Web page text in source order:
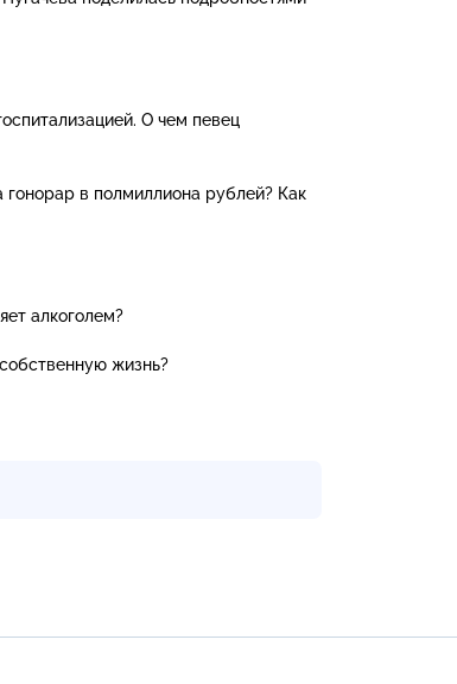
О чем певец
гонорар в полмиллиона рублей? Как
алкоголем?
жизнь?